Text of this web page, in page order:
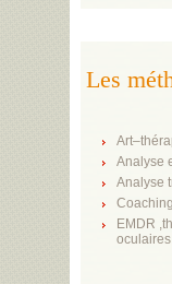
Les
Analyse
Analyse
Coaching
EMDR
oculaires